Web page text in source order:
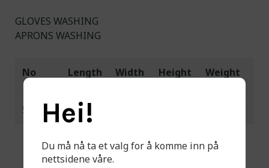
GLOVES WASHING
APRONS WASHING
No
Length
Width
Height
Weight
551101
1800
Hei!
Du må nå ta et valg for å komme inn på
nettsidene våre.